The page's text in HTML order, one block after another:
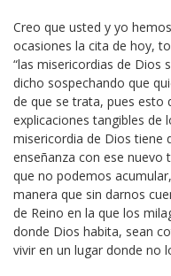
Creo que usted y yo
ocasiones la cita de hoy,
“las misericordias de Dios
dicho sospechando que
de que se trata, pues esto
explicaciones tangibles de
misericordia de Dios tiene
enseñanza con ese nuevo
que no podemos
manera que sin darnos
de Reino en la que los
donde Dios habita, sean
vivir en un lugar donde no